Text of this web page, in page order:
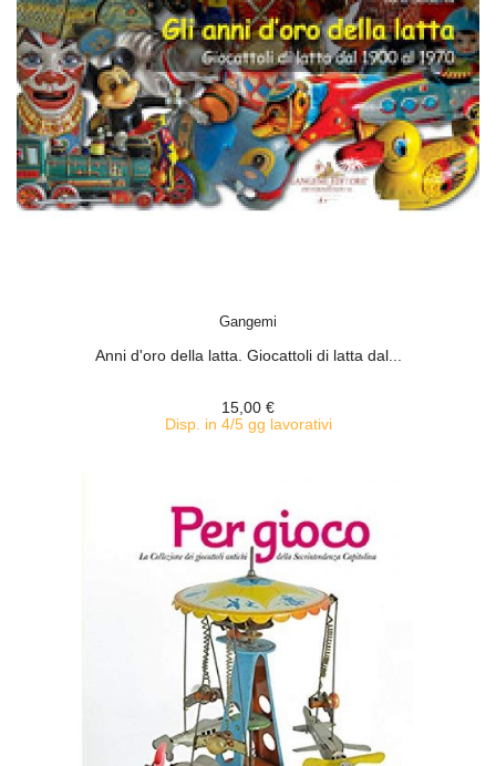
Gangemi
Anni d'oro della latta. Giocattoli di latta dal...
15,00 €
Disp. in 4/5 gg lavorativi